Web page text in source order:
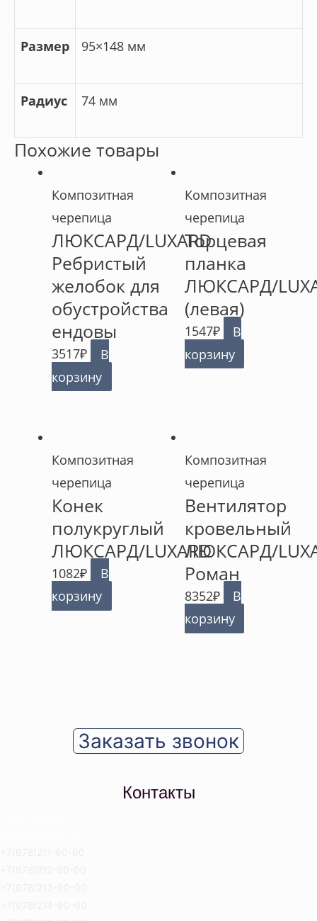
Размер 95×148 мм
Радиус 74 мм
Похожие товары
Композитная
черепица
ЛЮКСАРД/LUXARD
Ребристый
желобок для
обустройства
ендовы
3517₽
В
корзину
Композитная
черепица
Торцевая
планка
ЛЮКСАРД/
(левая)
1547₽
В
корзину
Композитная
черепица
Конек
полукруглый
ЛЮКСАРД/LUXARD
1082₽
В
корзину
Композитная
черепица
Вентилятор
кровельный
ЛЮКСАРД/
Роман
8352₽
В
корзину
Заказать звонок
Контакты